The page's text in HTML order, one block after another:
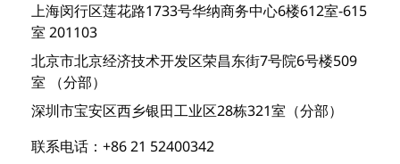
上海闵行区莲花路1733号华纳商务中心6楼612室-615
室 201103
北京市北京经济技术开发区荣昌东街7号院6号楼509
室 （分部）
深圳市宝安区西乡银田工业区28栋321室（分部）
联系电话：+86 21 52400342